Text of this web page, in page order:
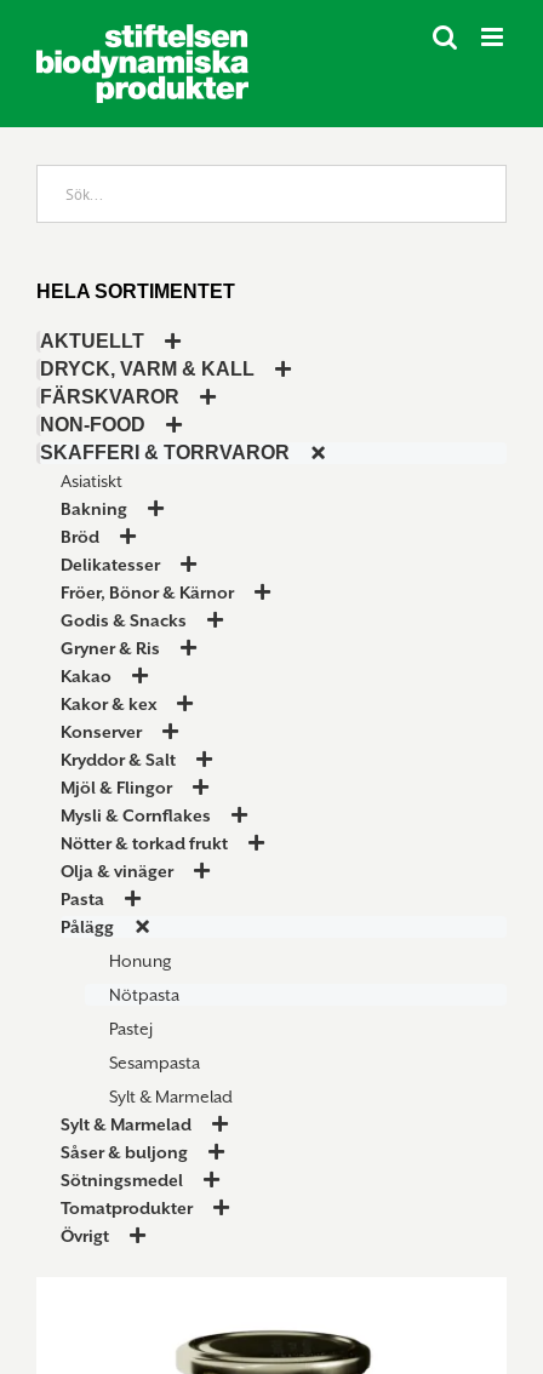
innehållet
HELA SORTIMENTET
AKTUELLT
DRYCK, VARM & KALL
FÄRSKVAROR
NON-FOOD
SKAFFERI & TORRVAROR
Asiatiskt
Bakning
Bröd
Delikatesser
Fröer, Bönor & Kärnor
Godis & Snacks
Gryner & Ris
Kakao
Kakor & kex
Konserver
Kryddor & Salt
Mjöl & Flingor
Mysli & Cornflakes
Nötter & torkad frukt
Olja & vinäger
Pasta
Pålägg
Honung
Nötpasta
Pastej
Sesampasta
Sylt & Marmelad
Sylt & Marmelad
Såser & buljong
Sötningsmedel
Tomatprodukter
Övrigt